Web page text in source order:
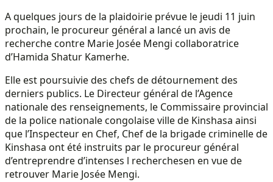
A quelques jours de la plaidoirie prévue le jeudi 11 juin
prochain, le procureur général a lancé un avis de
recherche contre Marie Josée Mengi collaboratrice
d’Hamida Shatur Kamerhe.
Elle est poursuivie des chefs de détournement des
derniers publics. Le Directeur général de l’Agence
nationale des renseignements, le Commissaire provincial
de la police nationale congolaise ville de Kinshasa ainsi
que l’Inspecteur en Chef, Chef de la brigade criminelle de
Kinshasa ont été instruits par le procureur général
d’entreprendre d’intenses l recherchesen en vue de
retrouver Marie Josée Mengi.